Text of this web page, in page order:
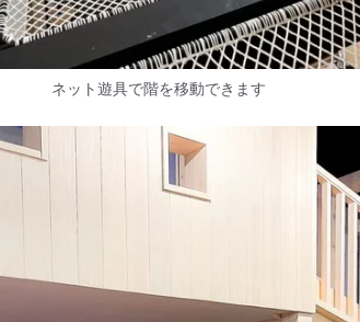
ネット遊具で階を移動できます